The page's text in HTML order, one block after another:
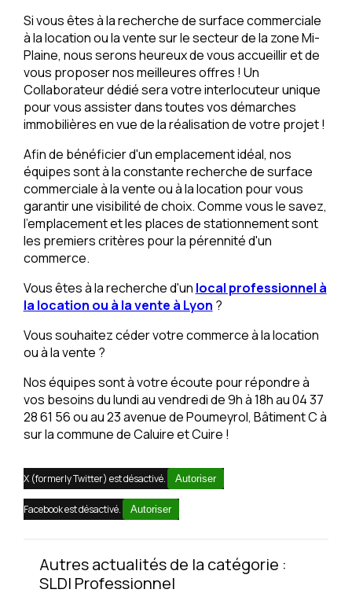
Si vous êtes à la recherche de surface commerciale
à la location ou la vente sur le secteur de la zone Mi-
Plaine, nous serons heureux de vous accueillir et de
vous proposer nos meilleures offres ! Un
Collaborateur dédié sera votre interlocuteur unique
pour vous assister dans toutes vos démarches
immobilières en vue de la réalisation de votre projet !
Afin de bénéficier d'un emplacement idéal, nos
équipes sont à la constante recherche de surface
commerciale à la vente ou à la location pour vous
garantir une visibilité de choix. Comme vous le savez,
l'emplacement et les places de stationnement sont
les premiers critères pour la pérennité d'un
commerce.
Vous êtes à la recherche d'un local professionnel à
la location ou à la vente à Lyon ?
Vous souhaitez céder votre commerce à la location
ou à la vente ?
Nos équipes sont à votre écoute pour répondre à
vos besoins du lundi au vendredi de 9h à 18h au 04 37
28 61 56 ou au 23 avenue de Poumeyrol, Bâtiment C à
sur la commune de Caluire et Cuire !
X (formerly Twitter) est désactivé. Autoriser
Facebook est désactivé. Autoriser
Autres actualités de la catégorie :
SLDI Professionnel